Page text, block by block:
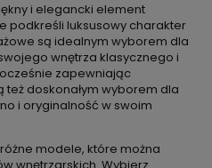
i elegancki element
podkreśli luksusowy charakter
są idealnym wyborem dla
wnętrza klasycznego i
zapewniając
doskonałym wyborem dla
i oryginalność w swoim
modele, które można